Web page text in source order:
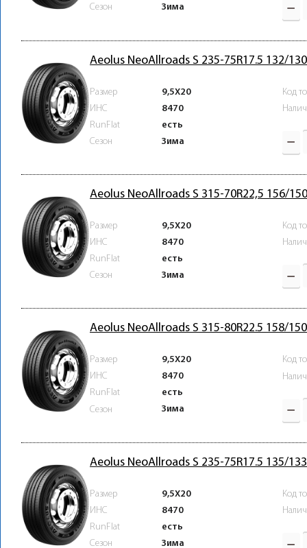
Сезон
Зима
Aeolus NeoAllroads S 235-75R17.5 132/
Размер
9,5X20
ИНС
8470
RunFlat
есть
Сезон
Зима
Код
Aeolus NeoAllroads S 315-70R22,5 156/
Размер
9,5X20
ИНС
8470
RunFlat
есть
Сезон
Зима
Код
Aeolus NeoAllroads S 315-80R22.5 158/
Размер
9,5X20
ИНС
8470
RunFlat
есть
Сезон
Зима
Код
Aeolus NeoAllroads S 235-75R17.5 135/
Размер
9,5X20
ИНС
8470
RunFlat
есть
Сезон
Зима
Код